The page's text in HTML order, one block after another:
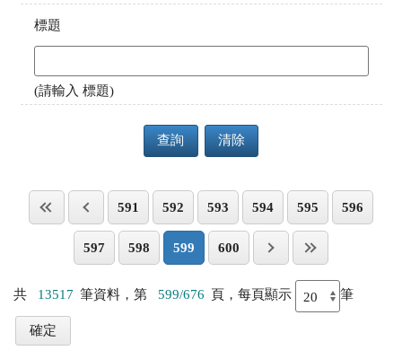
標題
(請輸入 標題)
查詢 清除
591 592 593 594 595 596
597 598 599 600
共 13517 筆資料，第 599/676 頁，每頁顯示 筆